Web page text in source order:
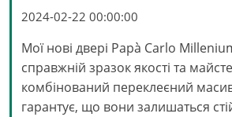
2024-02-22 00:00:00
Мої нові двері Papà Carlo
справжній зразок якості та
комбінований переклеєний
гарантує, що вони залишаться